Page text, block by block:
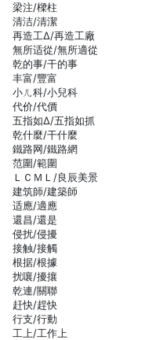
梁注/樑柱
清洁/清潔
再造工Δ/再造工廠
無所适從/無所適從
乾的事/干的事
丰富/豐富
小ㄦ科/小兒科
代价/代價
五指如Δ/五指如抓
乾什麼/干什麼
鐵路网/鐵路網
范圍/範圍
ＬＣＭＬ/良辰美景
建筑師/建築師
适應/適應
還昌/還是
侵扰/侵擾
接触/接觸
根据/根據
扰嚷/擾攘
乾連/關聯
赶快/趕快
行支/行動
工上/工作上